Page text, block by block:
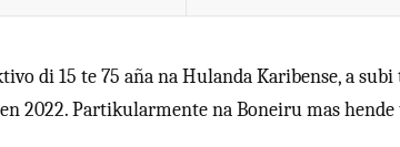
di 15 te 75 aña na Hulanda Karibense, a
2022. Partikularmente na Boneiru mas